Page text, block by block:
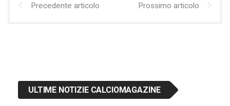
Precedente articolo Prossimo articolo
ULTIME NOTIZIE CALCIOMAGAZINE